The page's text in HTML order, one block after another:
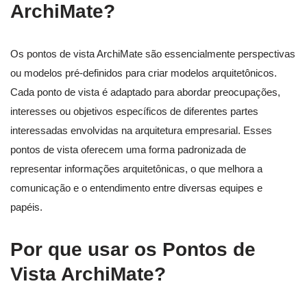
ArchiMate?
Os pontos de vista ArchiMate são essencialmente perspectivas
ou modelos pré-definidos para criar modelos arquitetônicos.
Cada ponto de vista é adaptado para abordar preocupações,
interesses ou objetivos específicos de diferentes partes
interessadas envolvidas na arquitetura empresarial. Esses
pontos de vista oferecem uma forma padronizada de
representar informações arquitetônicas, o que melhora a
comunicação e o entendimento entre diversas equipes e
papéis.
Por que usar os Pontos de
Vista ArchiMate?